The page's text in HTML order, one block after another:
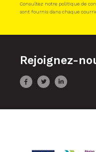
Consultez notre politique de
sont fournis dans chaque
Rejoignez-